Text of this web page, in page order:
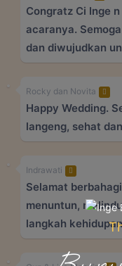
Congratz Ci Inge
acaranya.
dan diwujudkan
Rocky dan Novita
Happy Wedding.
langeng, sehat
Indrawati
Selamat
menuntun,
langkah